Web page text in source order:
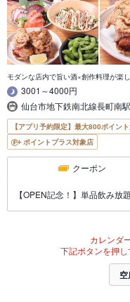
モダンな店内で旨い酒×創作料理が楽
3001～4000円
仙台市地下鉄南北線長町南
【アプリ予約限定】最大800ポイン
ポイントプラス対象店
クーポン
【OPEN記念！】単品飲み放
カレンダ
下記ボタンを押し